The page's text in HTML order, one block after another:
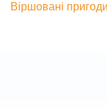
Віршовані пригоди